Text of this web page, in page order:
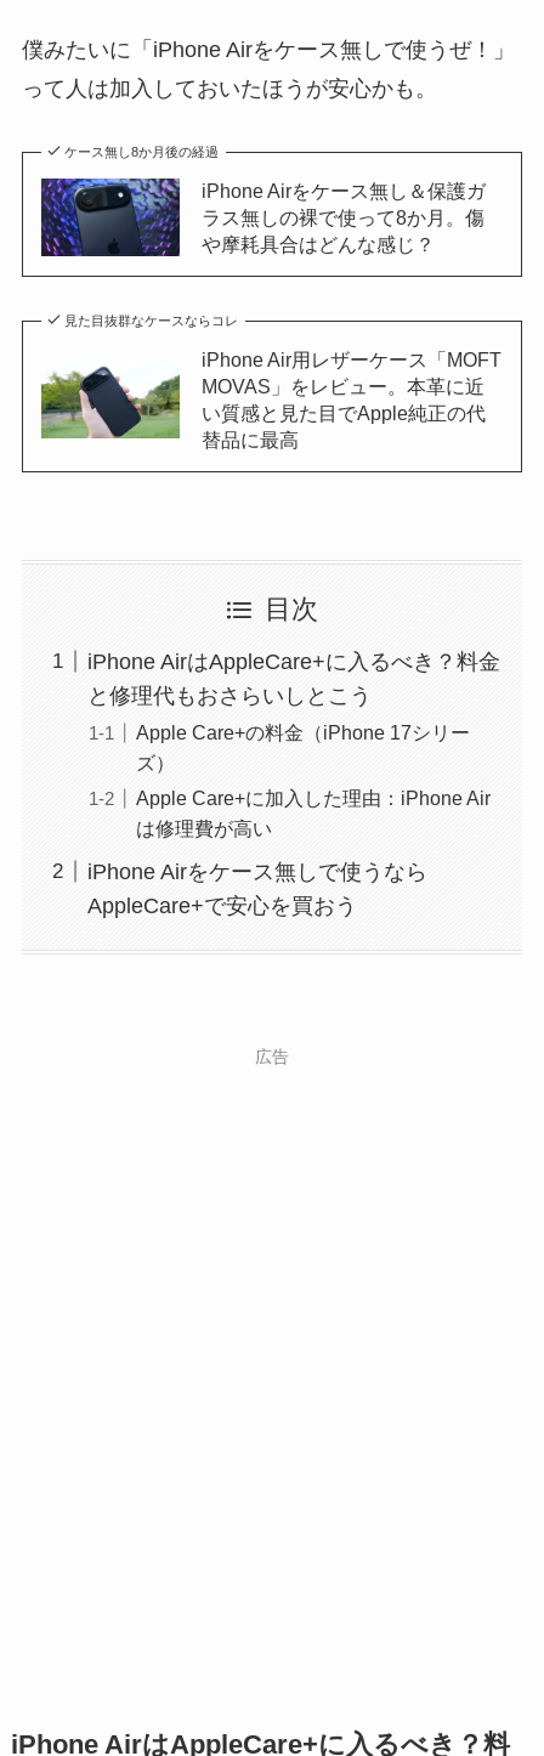
僕みたいに「iPhone Airをケース無しで使うぜ！」
って人は加入しておいたほうが安心かも。
ケース無し8か月後の経過
iPhone Airをケース無し＆保護ガ
ラス無しの裸で使って8か月。傷
や摩耗具合はどんな感じ？
見た目抜群なケースならコレ
iPhone Air用レザーケース「MOFT
MOVAS」をレビュー。本革に近
い質感と見た目でApple純正の代
替品に最高
目次
iPhone AirはAppleCare+に入るべき？料金
と修理代もおさらいしとこう
Apple Care+の料金（iPhone 17シリー
ズ）
Apple Care+に加入した理由：iPhone Air
は修理費が高い
iPhone Airをケース無しで使うなら
AppleCare+で安心を買おう
広告
iPhone AirはAppleCare+に入るべき？料